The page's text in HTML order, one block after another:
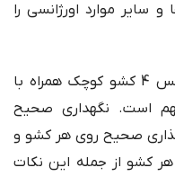
سایر موارد اورژانسی را
نکات امنیتی: استفاده از ترالی اورژانس 4 کشو کوچک همراه با
است. نگهداری صحیح
صحیح روی هر کشو و
هر کشو از جمله این نکات